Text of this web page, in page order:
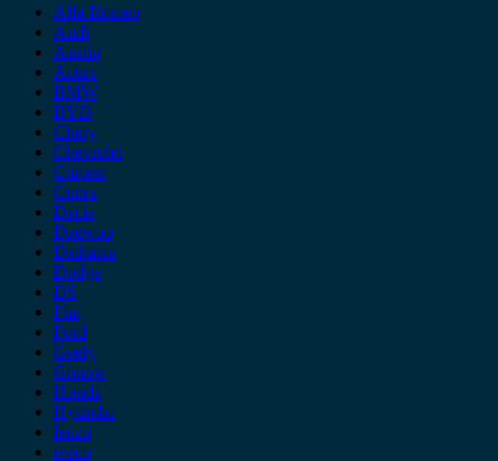
Alfa Romeo
Audi
Austin
Acura
BMW
BYD
Chery
Chevrolet
Citroen
Cupra
Dacia
Daewoo
Daihatsu
Dodge
DS
Fiat
Ford
Geely
Gonow
Honda
Hyundai
Isuzu
iveco